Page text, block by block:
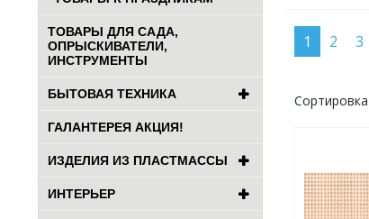
ТОВАРЫ ДЛЯ САДА,
ОПРЫСКИВАТЕЛИ,
ИНСТРУМЕНТЫ
БЫТОВАЯ ТЕХНИКА
ГАЛАНТЕРЕЯ АКЦИЯ!
ИЗДЕЛИЯ ИЗ ПЛАСТМАССЫ
ИНТЕРЬЕР
1 2 3
Сортировка